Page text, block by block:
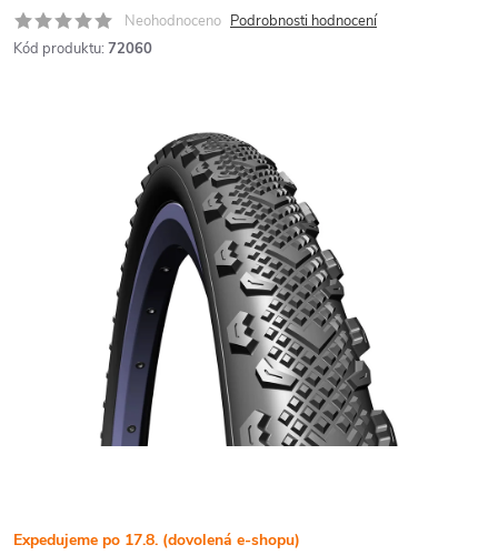
Neohodnoceno Podrobnosti hodnocení
Kód produktu: 72060
Expedujeme po 17.8. (dovolená e-shopu)